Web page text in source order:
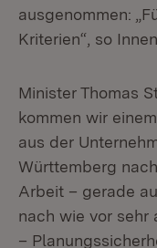
ausgenommen:
Kriterien“, so
Minister Thomas
kommen wir
aus der
Württemberg
Arbeit – gerade
nach wie vor sehr
–